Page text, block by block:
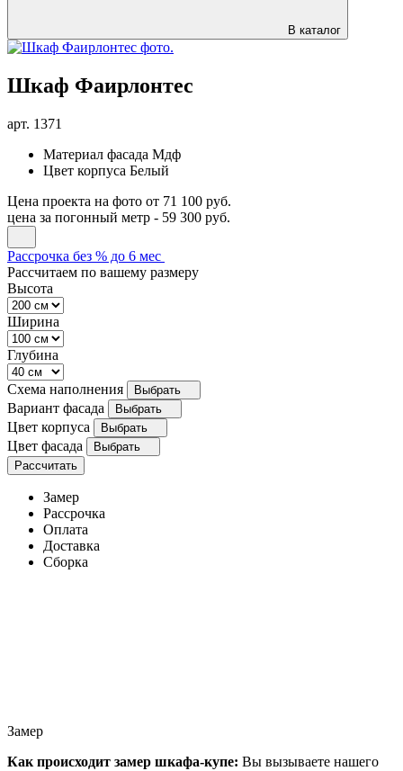
В каталог
Шкаф Фаирлонтес
арт. 1371
Материал фасада Мдф
Цвет корпуса Белый
Цена проекта на фото от 71 100 руб.
цена за погонный метр - 59 300 руб.
Рассрочка без % до 6 мес
Рассчитаем по вашему размеру
Высота
Ширина
Глубина
Схема наполнения Выбрать
Вариант фасада Выбрать
Цвет корпуса Выбрать
Цвет фасада
Выбрать
Рассчитать
Замер
Рассрочка
Оплата
Доставка
Сборка
Замер
Как происходит замер шкафа-купе: Вы вызываете нашего